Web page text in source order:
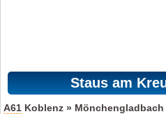
Staus am
A61 Koblenz »